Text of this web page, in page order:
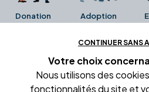
Donation Adoption
Ces avis proviennent
Business de l'office notarial.
été vérifiés par
CONTINUER SANS
Votre choix
Nous utilisons des
fonctionnalités du site et